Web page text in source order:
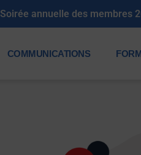
Soirée annuelle des membres
COMMUNICATIONS